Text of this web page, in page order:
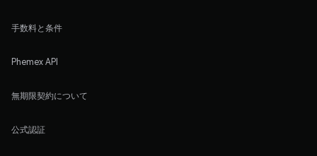
手数料と条件
Phemex API
無期限契約について
公式認証